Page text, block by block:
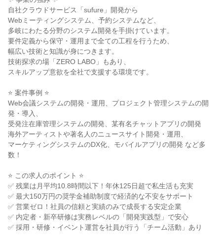
自社クラウドサービス「sufure」開発から
Webミーティングシステム、予約システムなど、
多岐にわたる分野のシステム開発を手掛けています。
要件定義から保守・運用まで全ての工程を行うため、
幅広い技術と知識が身につきます。
技術探求の場「ZERO LABO」もあり、
スキルアップ意欲を全社で支援する環境です。
⭐ 案件事例 ⭐
Web会議システムの開発・運用、プロジェクト管理システムの開
発・導入、
受発注在庫管理システムの開発、某有名チャットアプリの開発
海外アーティストや著名人のニュースサイト開発・運用、
マーケティングシステムのDX化、モバイルアプリの開発 など多
数！
⭐ この求人のポイント ⭐
✅ 残業は月平均10.8時間以下！年休125日超で私生活も充実
✅ 最大150万円の奨学金補助制度で経済的な不安をサポート
✅ 営業ゼロ！社員の信頼と実績のみで成長する安定企業
✅ 内定者・新卒研修は実務レベルの「開発実践型」で安心
✅ 採用・研修・イベント運営を社員が行う「チーム活動」あり